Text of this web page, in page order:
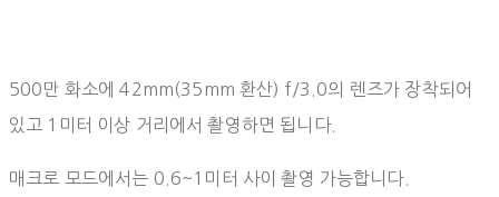
500만 화소에 42mm(35mm 환산) f/3.0의 렌즈가 장착되어
있고 1미터 이상 거리에서 촬영하면 됩니다.
매크로 모드에서는 0.6~1미터 사이 촬영 가능합니다.